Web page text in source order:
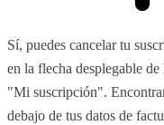
Sí, puedes cancelar tu
en la flecha desplegable
"Mi suscripción".
debajo de tus datos de